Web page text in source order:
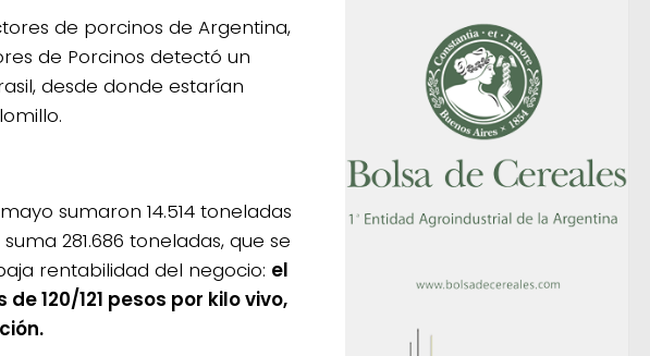
de porcinos de Argentina,
de Porcinos detectó un
desde donde estarían
sumaron 14.514 toneladas
281.686 toneladas, que se
rentabilidad del negocio: el
120/121 pesos por kilo vivo,